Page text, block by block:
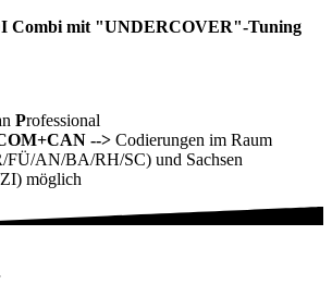
Combi mit "UNDERCOVER"-Tuning
Professional
--> Codierungen im Raum
FÜ/AN/BA/RH/SC) und Sachsen
möglich